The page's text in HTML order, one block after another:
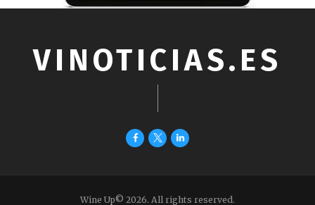
VINOTICIAS.ES
Wine Up© 2026. All rights reserved.